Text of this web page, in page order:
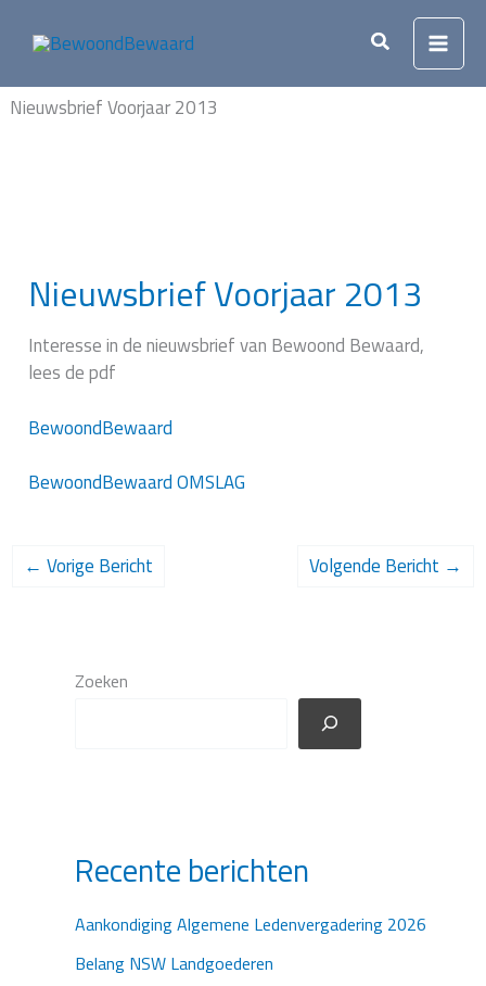
inhoud
Zoeken
Nieuwsbrief Voorjaar 2013
Nieuwsbrief Voorjaar 2013
Interesse in de nieuwsbrief van Bewoond Bewaard,
lees de pdf
BewoondBewaard
BewoondBewaard OMSLAG
← Vorige Bericht Volgende Bericht →
Zoeken
Recente berichten
Aankondiging Algemene Ledenvergadering 2026
Belang NSW Landgoederen